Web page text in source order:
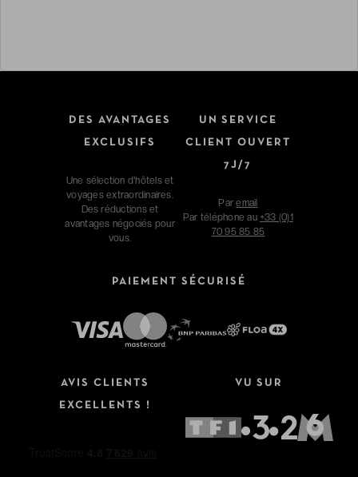
Affinez votre recherche
Type de séjour
DES AVANTAGES
EXCLUSIFS
Une sélection d'hôtels et
voyages extraordinaires.
Des réductions et
avantages négociés pour
vous.
UN SERVICE
CLIENT OUVERT
7J/7
Paremail
Par téléphone au +33 (0)1
70 95 85 85
PAIEMENT SÉCURISÉ
AVIS CLIENTS
EXCELLENTS !
VU SUR